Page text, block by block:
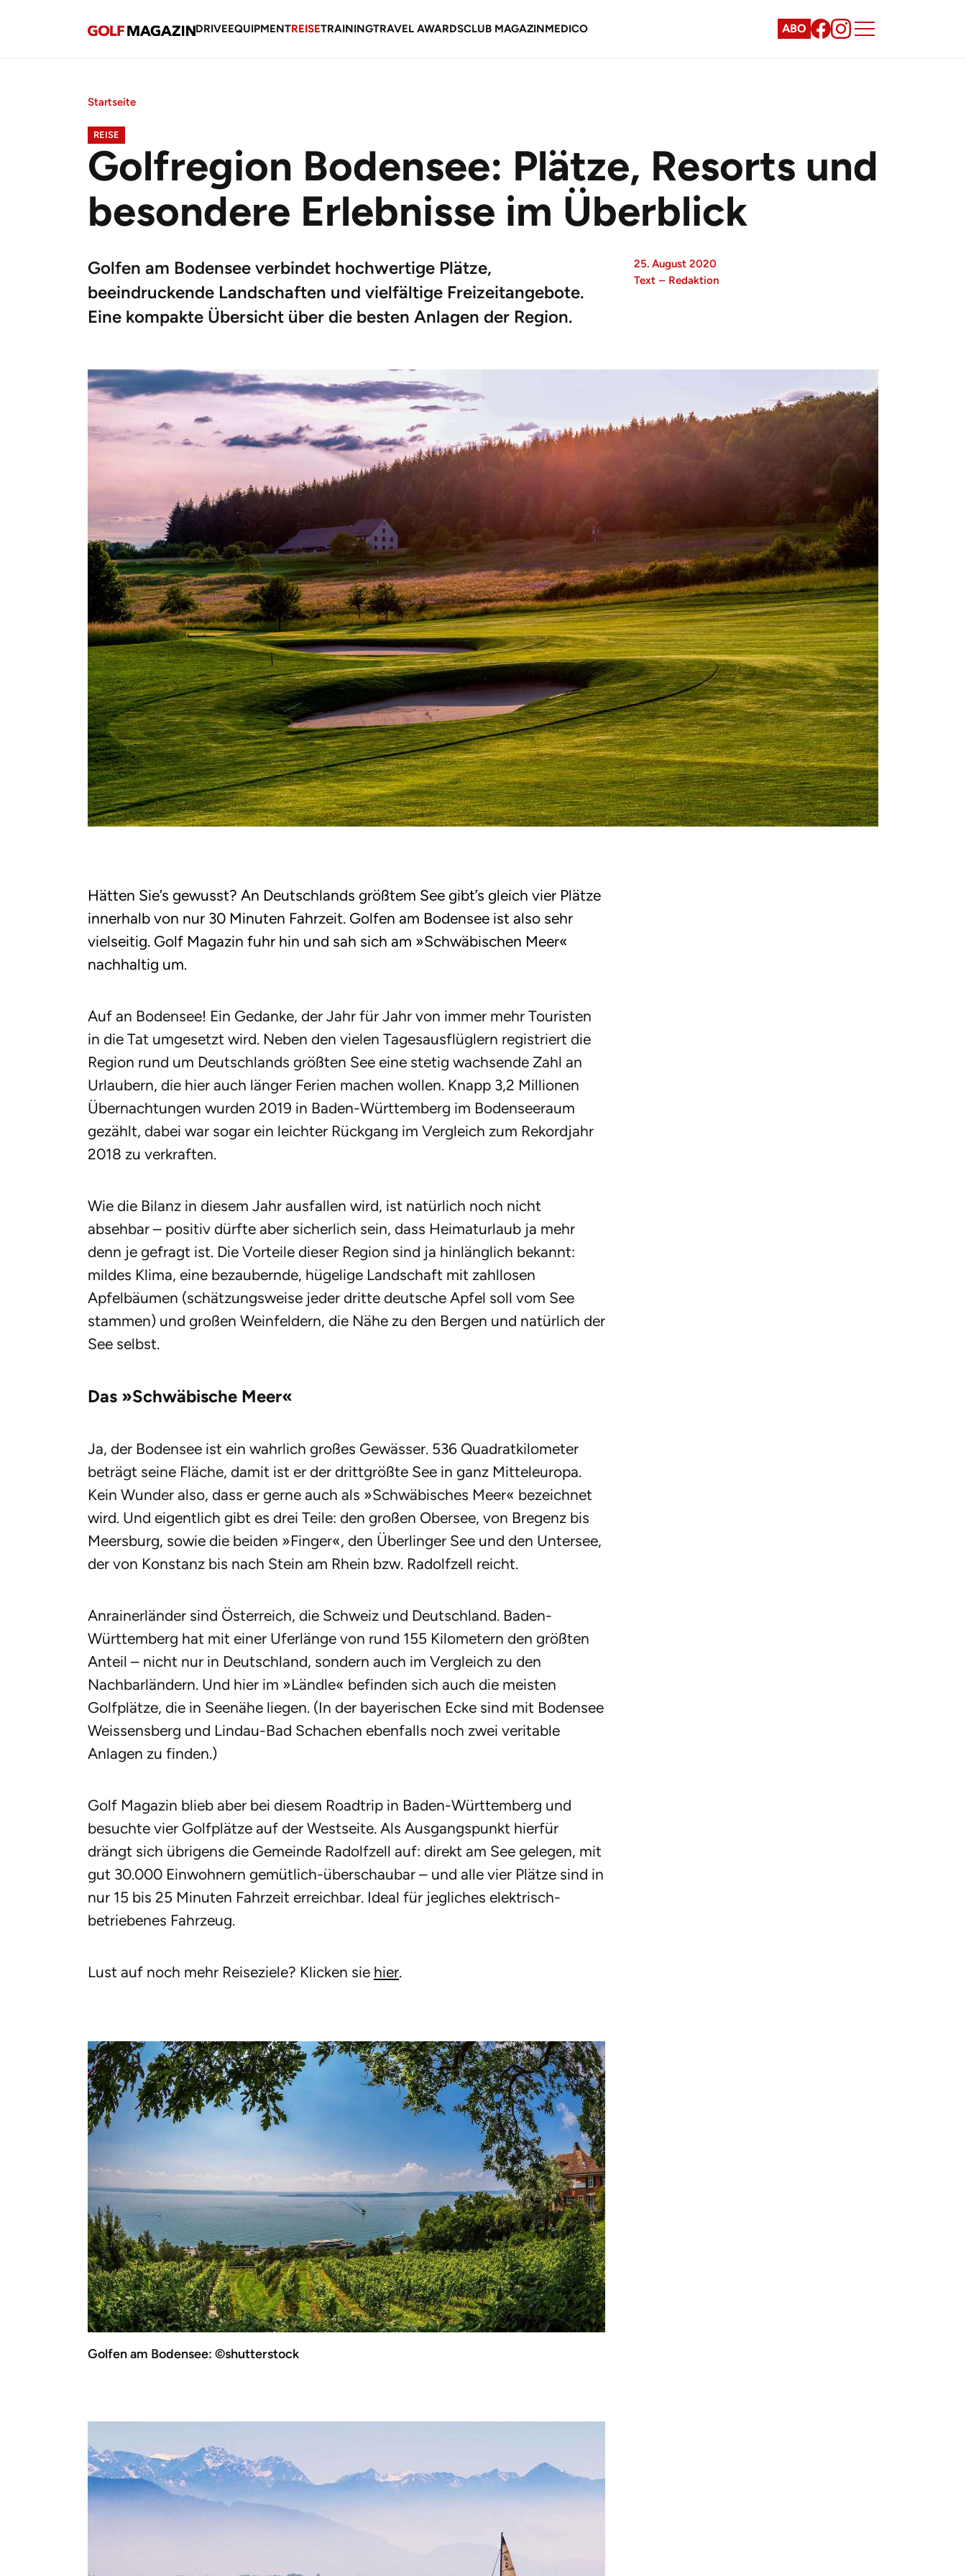
DRIVEEQUIPMENTREISETRAININGTRAVEL AWARDSCLUB MAGAZINMEDICO ABO
Startseite
REISE
Golfregion Bodensee: Plätze, Resorts und
besondere Erlebnisse im Überblick
Golfen am Bodensee verbindet hochwertige Plätze,
beeindruckende Landschaften und vielfältige Freizeitangebote.
Eine kompakte Übersicht über die besten Anlagen der Region.
25. August 2020
Text – Redaktion
Hätten Sie’s gewusst? An Deutschlands größtem See gibt’s gleich vier Plätze
innerhalb von nur 30 Minuten Fahrzeit. Golfen am Bodensee ist also sehr
vielseitig. Golf Magazin fuhr hin und sah sich am »Schwäbischen Meer«
nachhaltig um.
Auf an Bodensee! Ein Gedanke, der Jahr für Jahr von immer mehr Touristen
in die Tat umgesetzt wird. Neben den vielen Tagesausflüglern registriert die
Region rund um Deutschlands größten See eine stetig wachsende Zahl an
Urlaubern, die hier auch länger Ferien machen wollen. Knapp 3,2 Millionen
Übernachtungen wurden 2019 in Baden-Württemberg im Bodenseeraum
gezählt, dabei war sogar ein leichter Rückgang im Vergleich zum Rekordjahr
2018 zu verkraften.
Wie die Bilanz in diesem Jahr ausfallen wird, ist natürlich noch nicht
absehbar – positiv dürfte aber sicherlich sein, dass Heimaturlaub ja mehr
denn je gefragt ist. Die Vorteile dieser Region sind ja hinlänglich bekannt:
mildes Klima, eine bezaubernde, hügelige Landschaft mit zahllosen
Apfelbäumen (schätzungsweise jeder dritte deutsche Apfel soll vom See
stammen) und großen Weinfeldern, die Nähe zu den Bergen und natürlich der
See selbst.
Das »Schwäbische Meer«
Ja, der Bodensee ist ein wahrlich großes Gewässer. 536 Quadratkilometer
beträgt seine Fläche, damit ist er der drittgrößte See in ganz Mitteleuropa.
Kein Wunder also, dass er gerne auch als »Schwäbisches Meer« bezeichnet
wird. Und eigentlich gibt es drei Teile: den großen Obersee, von Bregenz bis
Meersburg, sowie die beiden »Finger«, den Überlinger See und den Untersee,
der von Konstanz bis nach Stein am Rhein bzw. Radolfzell reicht.
Anrainerländer sind Österreich, die Schweiz und Deutschland. Baden-
Württemberg hat mit einer Uferlänge von rund 155 Kilometern den größten
Anteil – nicht nur in Deutschland, sondern auch im Vergleich zu den
Nachbarländern. Und hier im »Ländle« befinden sich auch die meisten
Golfplätze, die in Seenähe liegen. (In der bayerischen Ecke sind mit Bodensee
Weissensberg und Lindau-Bad Schachen ebenfalls noch zwei veritable
Anlagen zu finden.)
Golf Magazin blieb aber bei diesem Roadtrip in Baden-Württemberg und
besuchte vier Golfplätze auf der Westseite. Als Ausgangspunkt hierfür
drängt sich übrigens die Gemeinde Radolfzell auf: direkt am See gelegen, mit
gut 30.000 Einwohnern gemütlich-überschaubar – und alle vier Plätze sind in
nur 15 bis 25 Minuten Fahrzeit erreichbar. Ideal für jegliches elektrisch-
betriebenes Fahrzeug.
Lust auf noch mehr Reiseziele? Klicken sie hier.
Golfen am Bodensee: ©shutterstock